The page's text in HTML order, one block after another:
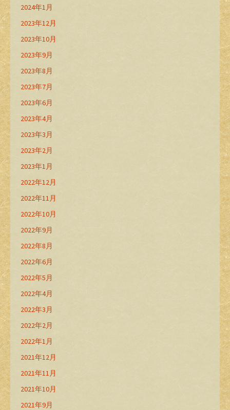
2024年1月
2023年12月
2023年10月
2023年9月
2023年8月
2023年7月
2023年6月
2023年4月
2023年3月
2023年2月
2023年1月
2022年12月
2022年11月
2022年10月
2022年9月
2022年8月
2022年6月
2022年5月
2022年4月
2022年3月
2022年2月
2022年1月
2021年12月
2021年11月
2021年10月
2021年9月